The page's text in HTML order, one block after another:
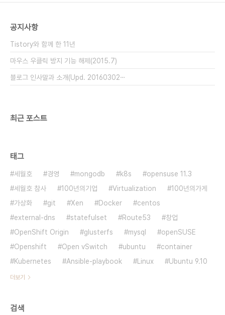
진 정보와 본인의 직접 체험 결과, 그리고 데이터들을
각자의 몫으로 남겨 둔다. 등장 초기부터 지속적 ..
공지사항
Tistory와 함께 한 11년
마우스 우클릭 방지 기능 해제(2015.7)
블로그 인사말과 소개(Upd. 20160302⋯
최근 포스트
태그
세월호 경영 mongodb k8s
opensuse 11.3
세월호 참사
100년의기업 Virtualization
100년의가게
가상화
git Xen Docker
centos
external-dns
statefulset Route53
창업
OpenShift Origin
glusterfs mysql
openSUSE
Openshift
Open vSwitch ubuntu
container
Kubernetes
Ansible-playbook Linux Ubuntu 9.10
더보기
검색